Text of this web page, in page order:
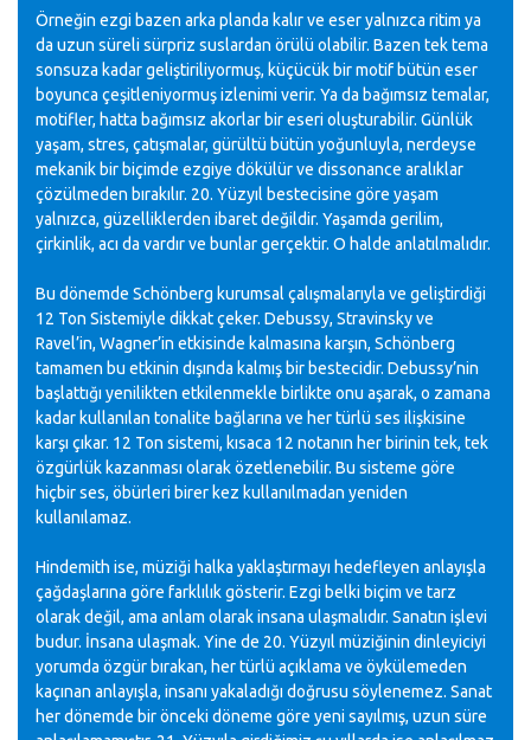
Örneğin ezgi bazen arka planda kalır ve eser yalnızca ritim ya
da uzun süreli sürpriz suslardan örülü olabilir. Bazen tek tema
sonsuza kadar geliştiriliyormuş, küçücük bir motif bütün eser
boyunca çeşitleniyormuş izlenimi verir. Ya da bağımsız temalar,
motifler, hatta bağımsız akorlar bir eseri oluşturabilir. Günlük
yaşam, stres, çatışmalar, gürültü bütün yoğunluyla, nerdeyse
mekanik bir biçimde ezgiye dökülür ve dissonance aralıklar
çözülmeden bırakılır. 20. Yüzyıl bestecisine göre yaşam
yalnızca, güzelliklerden ibaret değildir. Yaşamda gerilim,
çirkinlik, acı da vardır ve bunlar gerçektir. O halde anlatılmalıdır.
Bu dönemde Schönberg kurumsal çalışmalarıyla ve geliştirdiği
12 Ton Sistemiyle dikkat çeker. Debussy, Stravinsky ve
Ravel’in, Wagner’in etkisinde kalmasına karşın, Schönberg
tamamen bu etkinin dışında kalmış bir bestecidir. Debussy’nin
başlattığı yenilikten etkilenmekle birlikte onu aşarak, o zamana
kadar kullanılan tonalite bağlarına ve her türlü ses ilişkisine
karşı çıkar. 12 Ton sistemi, kısaca 12 notanın her birinin tek, tek
özgürlük kazanması olarak özetlenebilir. Bu sisteme göre
hiçbir ses, öbürleri birer kez kullanılmadan yeniden
kullanılamaz.
Hindemith ise, müziği halka yaklaştırmayı hedefleyen anlayışla
çağdaşlarına göre farklılık gösterir. Ezgi belki biçim ve tarz
olarak değil, ama anlam olarak insana ulaşmalıdır. Sanatın işlevi
budur. İnsana ulaşmak. Yine de 20. Yüzyıl müziğinin dinleyiciyi
yorumda özgür bırakan, her türlü açıklama ve öykülemeden
kaçınan anlayışla, insanı yakaladığı doğrusu söylenemez. Sanat
her dönemde bir önceki döneme göre yeni sayılmış, uzun süre